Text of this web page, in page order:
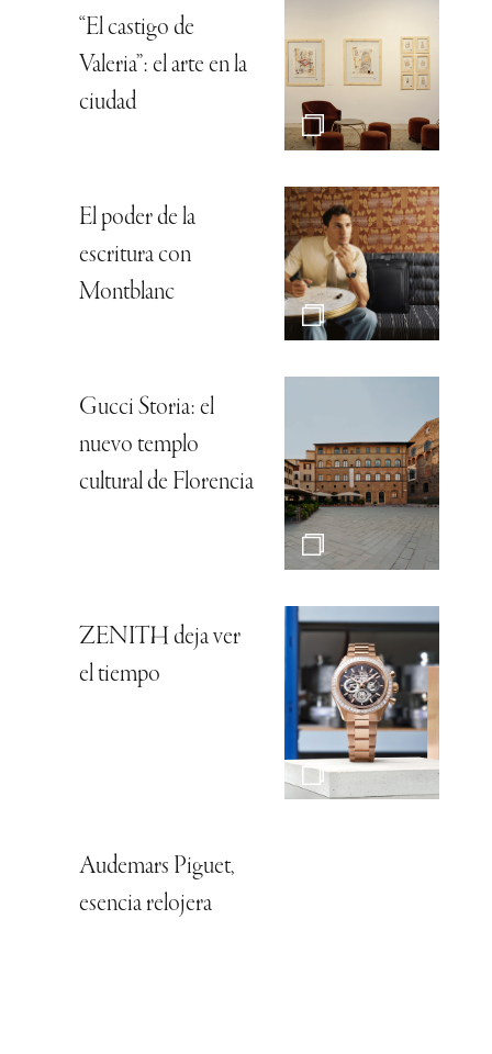
“El castigo de
Valeria”: el arte en la
ciudad
El poder de la
escritura con
Montblanc
Gucci Storia: el
nuevo templo
cultural de Florencia
ZENITH deja ver
el tiempo
Audemars Piguet,
esencia relojera